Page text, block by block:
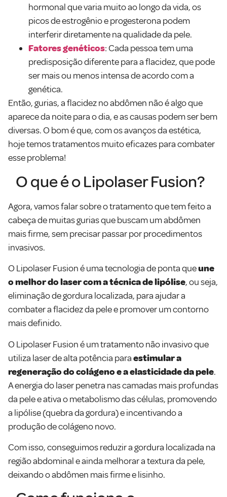
hormonal que varia muito ao longo da vida, os
picos de estrogênio e progesterona podem
interferir diretamente na qualidade da pele.
Fatores genéticos: Cada pessoa tem uma
predisposição diferente para a flacidez, que pode
ser mais ou menos intensa de acordo com a
genética.
Então, gurias, a flacidez no abdômen não é algo que
aparece da noite para o dia, e as causas podem ser bem
diversas. O bom é que, com os avanços da estética,
hoje temos tratamentos muito eficazes para combater
esse problema!
O que é o Lipolaser Fusion?
Agora, vamos falar sobre o tratamento que tem feito a
cabeça de muitas gurias que buscam um abdômen
mais firme, sem precisar passar por procedimentos
invasivos.
O Lipolaser Fusion é uma tecnologia de ponta queune
o melhor do laser com a técnica de lipólise, ou seja,
eliminação de gordura localizada, para ajudar a
combater a flacidez da pele e promover um contorno
mais definido.
O Lipolaser Fusion é um tratamento não invasivo que
utiliza laser de alta potência paraestimular a
regeneração do colágeno e a elasticidade da pele.
A energia do laser penetra nas camadas mais profundas
da pele e ativa o metabolismo das células, promovendo
a lipólise (quebra da gordura) e incentivando a
produção de colágeno novo.
Com isso, conseguimos reduzir a gordura localizada na
região abdominal e ainda melhorar a textura da pele,
deixando o abdômen mais firme e lisinho.